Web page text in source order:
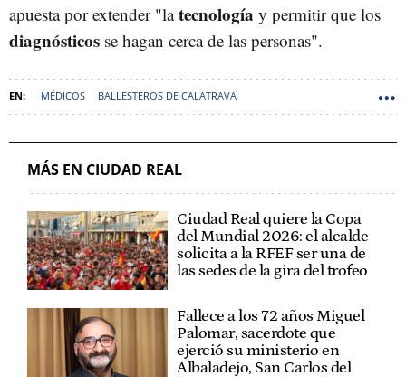
apuesta por extender "latecnología y permitir que los
diagnósticos se hagan cerca de las personas".
MÉDICOS BALLESTEROS DE CALATRAVA
JESUS FERNÁNDEZ SANZ
MÁS EN CIUDAD REAL
Ciudad Real quiere la Copa
del Mundial 2026: el alcalde
solicita a la RFEF ser una de
las sedes de la gira del trofeo
Fallece a los 72 años Miguel
Palomar, sacerdote que
ejerció su ministerio en
Albaladejo, San Carlos del